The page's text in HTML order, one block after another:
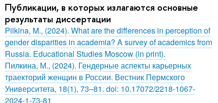
Публикации, в которых излагаются основные
результаты диссертации
Pilkina, M., (2024). What are the differences in perception of
gender disparities in academia? A survey of academics from
Russia. Educational Studies Moscow (in print).
Пилкина, М., (2024). Гендерные аспекты карьерных
траекторий женщин в России. Вестник Пермского
Университета, 18(1), 73–81. doi: 10.17072/2218-1067-
2024-1-73-81